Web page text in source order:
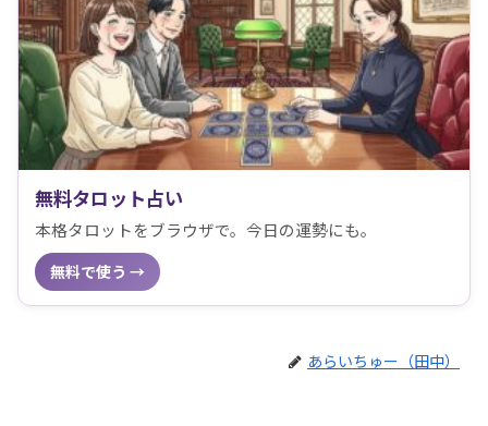
無料タロット占い
本格タロットをブラウザで。今日の運勢にも。
無料で使う →
あらいちゅー（田中）